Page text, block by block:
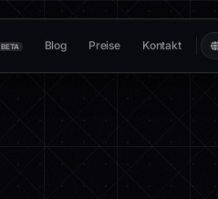
BETA Blog Preise Kontakt